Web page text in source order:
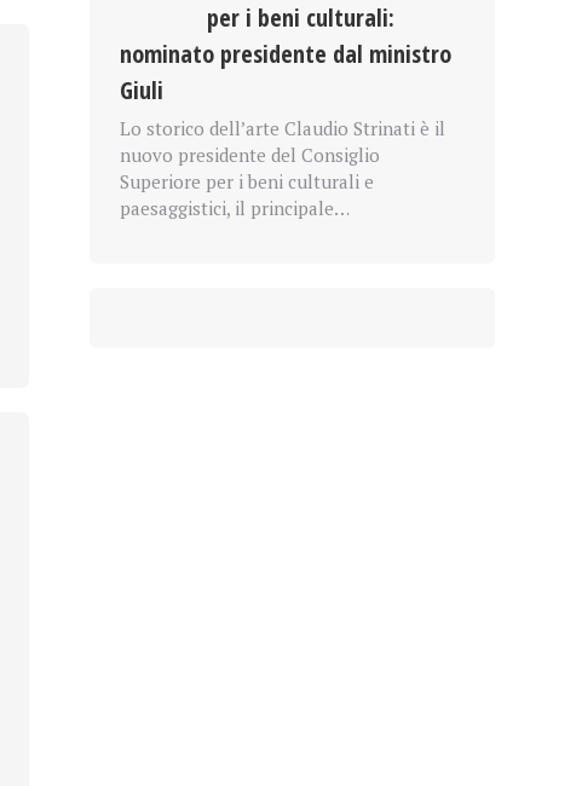
per i beni culturali:
nominato presidente dal ministro
Giuli
Lo storico dell’arte Claudio Strinati è il
nuovo presidente del Consiglio
Superiore per i beni culturali e
paesaggistici, il principale…